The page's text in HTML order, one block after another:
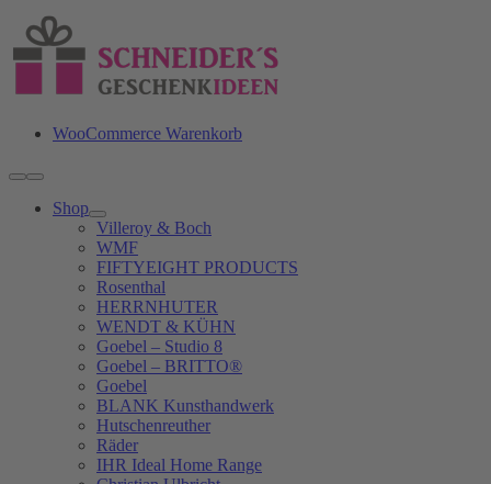
Inhalt
springen
WooCommerce Warenkorb
Toggle
Navigation
Shop
Villeroy & Boch
WMF
FIFTYEIGHT PRODUCTS
Rosenthal
HERRNHUTER
WENDT & KÜHN
Goebel – Studio 8
Goebel – BRITTO®
Goebel
BLANK Kunsthandwerk
Hutschenreuther
Räder
IHR Ideal Home Range